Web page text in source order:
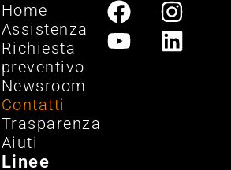
Home
Assistenza
Richiesta
preventivo
Newsroom
Contatti
Trasparenza
Aiuti
Linee